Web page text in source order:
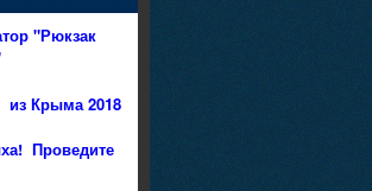
"Рюкзак
из Крыма 2018
Проведите